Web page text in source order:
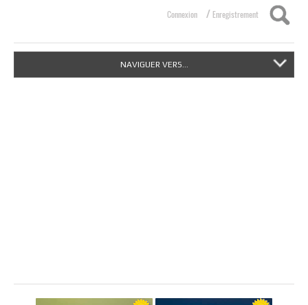
Connexion / Enregistrement
NAVIGUER VERS...